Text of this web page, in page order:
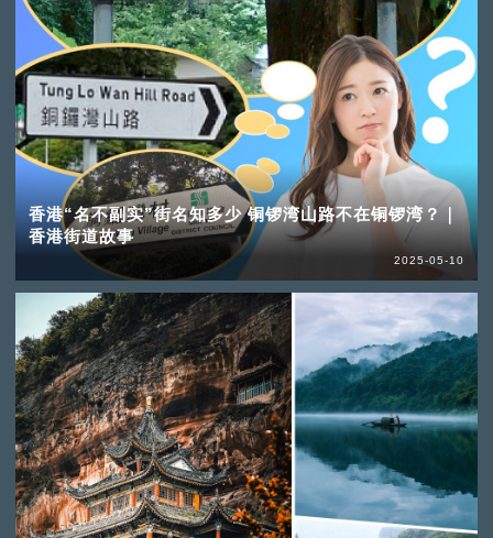
香港“名不副实”街名知多少 铜锣湾山路不在铜锣湾？｜
香港街道故事
2025-05-10